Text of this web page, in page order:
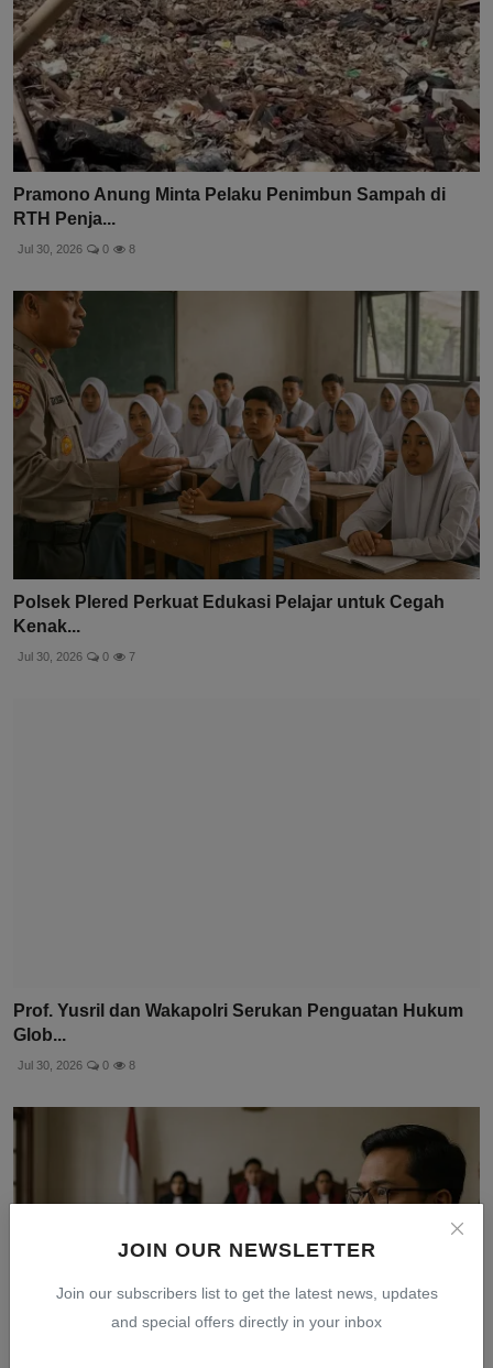
JOIN OUR NEWSLETTER
Join our subscribers list to get the latest news, updates
and special offers directly in your inbox
Pramono Anung Minta Pelaku Penimbun Sampah di
RTH Penja...
Jul 30, 2026 0 8
Polsek Plered Perkuat Edukasi Pelajar untuk Cegah
Kenak...
Jul 30, 2026 0 7
Prof. Yusril dan Wakapolri Serukan Penguatan Hukum
Glob...
Jul 30, 2026 0 8